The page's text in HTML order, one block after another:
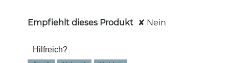
Empfiehlt dieses Produkt ✘ Nein
Hilfreich?